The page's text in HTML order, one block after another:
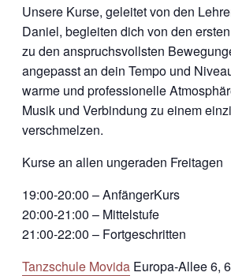
Unsere Kurse, geleitet von den
Daniel, begleiten dich von den
zu den anspruchsvollsten
angepasst an dein Tempo und
warme und professionelle
Musik und Verbindung zu einem
verschmelzen.
Kurse an allen ungeraden Freitagen
19:00-20:00 – AnfängerKurs
20:00-21:00 – Mittelstufe
21:00-22:00 – Fortgeschritten
Tanzschule Movida Europa-Allee 6,